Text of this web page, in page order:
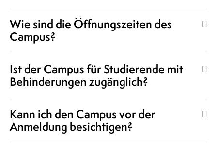
Wie sind die Öffnungszeiten des
Campus?
Ist der Campus für Studierende mit
Behinderungen zugänglich?
Kann ich den Campus vor der
Anmeldung besichtigen?